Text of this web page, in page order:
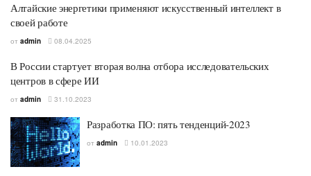
Алтайские энергетики применяют искусственный интеллект в
своей работе
от admin 08.04.2025
В России стартует вторая волна отбора исследовательских
центров в сфере ИИ
от admin 31.10.2023
Разработка ПО: пять тенденций-2023
от admin 10.01.2023